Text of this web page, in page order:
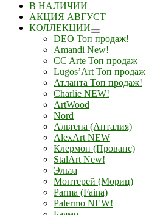
В НАЛИЧИИ
АКЦИЯ АВГУСТ
КОЛЛЕКЦИИ
DEO Топ продаж!
Amandi New!
CC Arte Топ продаж
Lugos’Art Топ продаж
Атланта Топ продаж!
Charlie NEW!
ArtWood
Nord
Альтена (Анталия)
AlexArt NEW
Клермон (Прованс)
StalArt New!
Эльза
Монтерей (Мориц)
Parma (Faina)
Palermo NEW!